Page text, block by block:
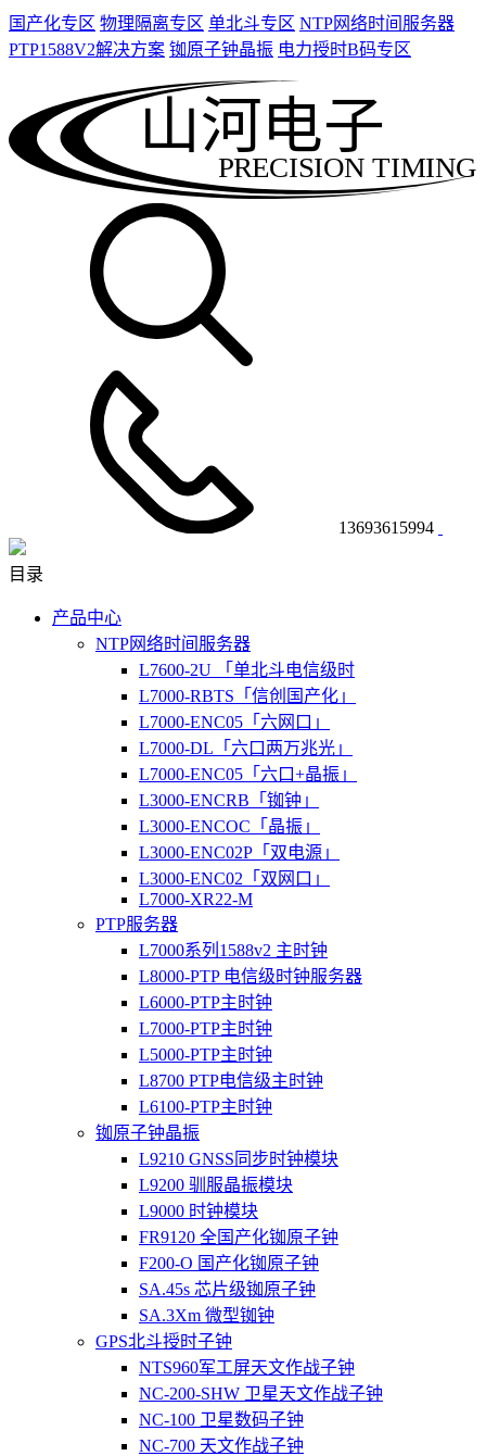
国产化专区 物理隔离专区 单北斗专区 NTP网络时间服务器
PTP1588V2解决方案 铷原子钟晶振 电力授时B码专区
PRECISION TIMING
山河电子
13693615994
目录
产品中心
NTP网络时间服务器
L7600-2U 「单北斗电信级时
L7000-RBTS「信创国产化」
L7000-ENC05「六网口」
L7000-DL「六口两万兆光」
L7000-ENC05「六口+晶振」
L3000-ENCRB「铷钟」
L3000-ENCOC「晶振」
L3000-ENC02P「双电源」
L3000-ENC02「双网口」
L7000-XR22-M
PTP服务器
L7000系列1588v2 主时钟
L8000-PTP 电信级时钟服务器
L6000-PTP主时钟
L7000-PTP主时钟
L5000-PTP主时钟
L8700 PTP电信级主时钟
L6100-PTP主时钟
铷原子钟晶振
L9210 GNSS同步时钟模块
L9200 驯服晶振模块
L9000 时钟模块
FR9120 全国产化铷原子钟
F200-O 国产化铷原子钟
SA.45s 芯片级铷原子钟
SA.3Xm 微型铷钟
GPS北斗授时子钟
NTS960军工屏天文作战子钟
NC-200-SHW 卫星天文作战子钟
NC-100 卫星数码子钟
NC-700 天文作战子钟